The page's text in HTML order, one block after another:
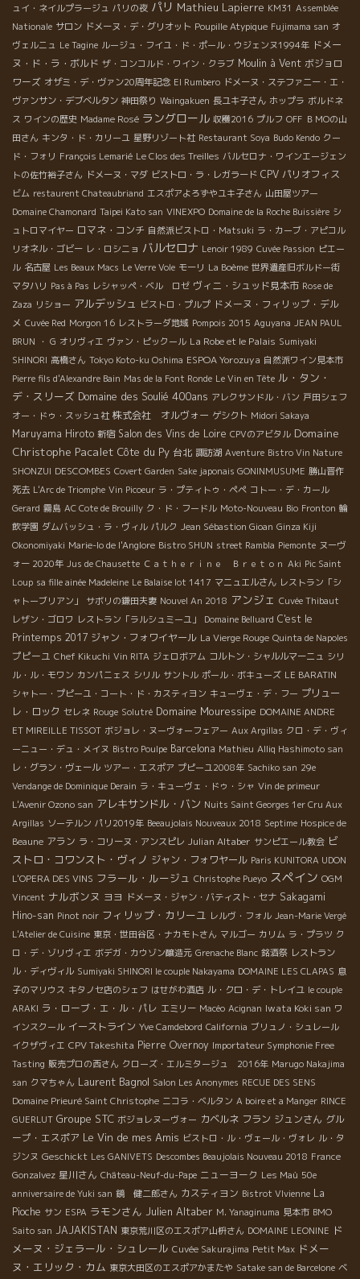
ュイ・ネイルプラージュ パリの夜 パリ Mathieu Lapierre KM31 Assemblée
Nationale サロン ドメーヌ・デ・グリオット Poupille Atypique Fujimama san オ
ヴェルニュ Le Tagine ルージュ・フイユ・ド・ポール・ウジェンヌ1994年 ドメー
ヌ・ド・ラ・ボルド ザ・コンコルド・ワイン・クラブ Moulin à Vent ボジョロ
ワーズ オザミ・デ・ヴァン20周年記念 El Rumbero ドメーヌ・ステファニー・エ・
ヴァンサン・デブベルタン 神田祭り Waingakuen 長ユキ子さん ホップラ ボルドネ
ス ワインの歴史 Madame Rosé ラングロール 収穫2016 プルフ OFF ＢＭОの山
田さん キンタ・ド・カリーユ 星野リゾート社 Restaurant Soya Budo Kendo クー
ド・フォリ François Lemarié Le Clos des Treilles バルセロナ・ワインエージェン
トの佐竹裕子さん ドメーヌ・マダ ビストロ・ラ・レガラード CPV パリオフィス
ビム restaurent Chateaubriand エスポアよろずやユキ子さん 山田屋ツアー
Domaine Chamonard Taipei Kato san VINEXPO Domaine de la Roche Buissière シ
ュトロマイヤー ロマネ・コンチ 自然派ビストロ・Matsuki ラ・カーブ・アピコル
リオネル・ゴビー レ・ロシニョ バルセロナ Lenoir 1989 Cuvée Passion ピエー
ル 名古屋 Les Beaux Macs Le Verre Vole モーリ La Boème 世界遺産旧ボルドー街
マタハリ Pas à Pas レシャッペ・ベル ロゼ ヴィニ・シュッド見本市 Rose de
Zaza リショー アルデッシュ ビストロ・プルプ ドメーヌ・フィリップ・デル
メ Cuvée Red Morgon 16 レストラーダ地域 Pompois 2015 Aguyana JEAN PAUL
BRUN
・ G オリヴィエ ヴァン・ピックール La Robe et le Palais Sumiyaki
SHINORI 高橋さん Tokyo Koto-ku Oshima ESPOA Yorozuya 自然派ワイン見本市
Pierre fils d'Alexandre Bain Mas de la Font Ronde Le Vin en Tête ル・タン・
デ・スリーズ Domaine des Soulié 400ans アレクサンドル・バン 戸田シェフ
オー・ドゥ・スッシュ社 株式会社 オルヴォー ゲシクト Midori Sakaya
Maruyama Hiroto 新宿 Salon des Vins de Loire CPVのアビタル Domaine
Christophe Pacalet Côte du Py 台北 諏訪湖 Aventure Bistro Vin Nature
SHONZUI DESCOMBES Covert Garden Sake japonais GONINMUSUME 勝山晋作
死去 L'Arc de Triomphe Vin Picoeur ラ・プティトゥ・ペペ コトー・デ・カール
Gerard 霧島 AC Cote de Brouilly ク・ド・フードル Moto-Nouveau Bio Fronton 輪
飲学園 ダムバッシュ・ラ・ヴィル パルク Jean Sébastion Gioan Ginza Kiji
Okonomiyaki Marie-lo de l'Anglore Bistro SHUN street Rambla Piemonte ヌーヴ
ォー 2020年 Jus de Chausette Ｃａｔｈｅｒｉｎｅ Ｂｒｅｔｏｎ Aki Pic Saint
Loup sa fille ainée Madeleine Le Balaise lot 1417 マニュエルさん レストラン「シ
ャトーブリアン」
サボリの鎌田夫妻 Nouvel An 2018 アンジェ Cuvée Thibaut
レザン・ゴロワ レストラン「ラルシュミーユ」 Domaine Belluard C'est le
Printemps 2017 ジャン・フォワイヤール La Vierge Rouge Quinta de Napoles
プピーユ Chef Kikuchi Vin RITA ジェロボアム コルトン・シャルルマーニュ シリ
ル・ル・モワン カンパニェス シリル サントル ポール・ボキューズ LE BARATIN
シャトー・プピーユ・コート・ド・カスティヨン キューヴェ・デ・フー プリュー
レ・ロック セレネ Rouge Solutré Domaine Mouressipe DOMAINE ANDRE
ET MIREILLE TISSOT ボジョレ・ヌーヴォーフェアー Aux Argillas クロ・デ・ヴィ
ーニュー・デュ・メイヌ Bistro Poulpe Barcelona Mathieu Alliq Hashimoto san
レ・グラン・ヴェール ツアー・エスポア プピーユ2008年 Sachiko san 29e
Vendange de Dominique Derain ラ・キューヴェ・ドゥ・シャ Vin de primeur
L'Avenir Ozono san アレキサンドル・バン Nuits Saint Georges 1er Cru Aux
Argillas ソーテルン パリ2019年 Beeaujolais Nouveaux 2018 Septime Hospice de
Beaune アラン ラ・コリーヌ・アンスピレ Julian Altaber サンピエール教会 ビ
ストロ・コワンスト・ヴィノ ジャン・フォワヤール Paris KUNITORA UDON
L'OPERA DES VINS フラール・ルージュ Christophe Pueyo スペイン OGM
Vincent ナルボンヌ ヨヨ ドメーヌ・ジャン・バティスト・セナ Sakagami
Hino-san Pinot noir フィリップ・カリーユ レルヴ・フォル Jean-Marie Vergé
L'Atelier de Cuisine 東京・世田谷区・ナカモトさん マルゴー カリム ラ・プラツ ク
ロ・デ・ゾリヴィエ ボデガ・カウゾン醸造元 Grenache Blanc 銘酒祭 レストラン
ル・ディヴィル Sumiyaki SHINORI le couple Nakayama DOMAINE LES CLAPAS 息
子のマリウス キタノセ店のシェフ はせがわ酒店 ル・クロ・デ・トレイユ le couple
ARAKI ラ・ローブ・エ・ル・パレ エミリー Macéo Acignan Iwata Koki san ワ
インスクール イーストライン Yve Camdebord California ブリュノ・シュレール
イクザヴィエ CPV Takeshita Pierre Overnoy Importateur Symphonie Free
Tasting 販売プロの西さん クローズ・エルミタージュ 2016年 Marugo Nakajima
san クマちゃん Laurent Bagnol Salon Les Anonymes RECUE DES SENS
Domaine Prieuré Saint Christophe ニコラ・ベルタン A boire et a Manger RINCE
GUERLUT Groupe STC ボジョレヌーヴォー カベルネ フラン ジュンさん グル
ープ・エスポア Le Vin de mes Amis ビストロ・ル・ヴェール・ヴォレ ル・タ
ジンヌ Geschickt Les GANIVETS Descombes Beaujolais Nouveau 2018 France
Gonzalvez 星川さん Château-Neuf-du-Pape ニューヨーク Les Maù 50e
anniversaire de Yuki san 鏡 健二郎さん カスティヨン Bistrot VIvienne La
Pioche サン ESPA ラモンさん Julien Altaber M. Yanaginuma 見本市 BMO
Saito san JAJAKISTAN 東京荒川区のエスポア山枡さん DOMAINE LEONINE ド
メーヌ・ジェラール・シュレール Cuvée Sakurajima Petit Max ドメー
ヌ・エリック・カム 東京大田区のエスポアかまたや Satake san de Barcelone ベ